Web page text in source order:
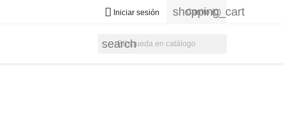
 Iniciar sesión shopping_cart
Carrito (0)
search